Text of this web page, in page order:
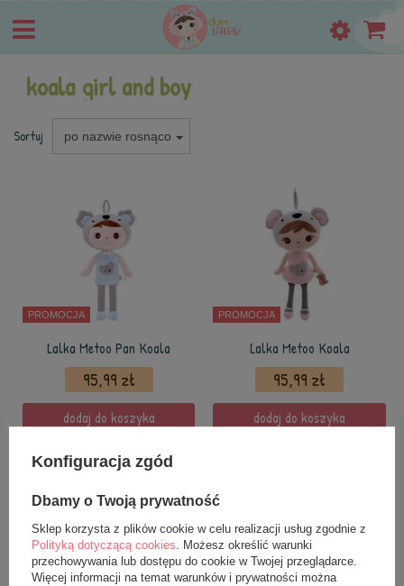
koala girl and boy
Sortuj po nazwie rosnąco
PROMOCJA
Lalka Metoo Pan Koala
95,99 zł
dodaj do koszyka
PROMOCJA
Lalka Metoo Koala
95,99 zł
dodaj do koszyka
Konfiguracja zgód
Dbamy o Twoją prywatność
Sklep korzysta z plików cookie w celu realizacji usług zgodnie z
Polityką dotyczącą cookies. Możesz określić warunki
przechowywania lub dostępu do cookie w Twojej przeglądarce.
Więcej informacji na temat warunków i prywatności można